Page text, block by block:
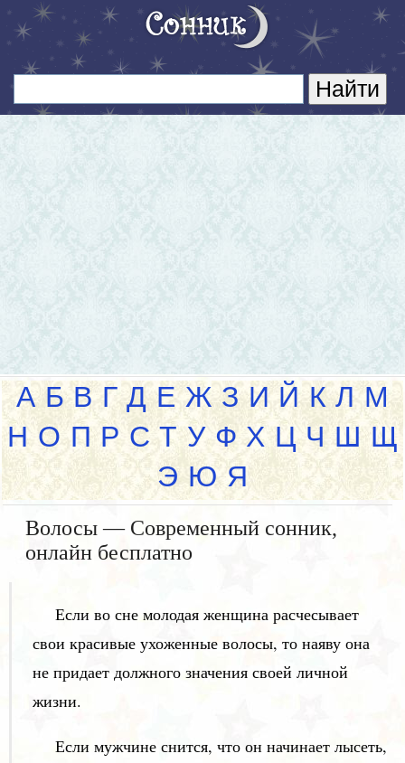
А Б В Г Д Е Ж З И Й К Л М
Н О П Р С Т У Ф Х Ц Ч Ш Щ
Э Ю Я
Волосы — Современный сонник,
онлайн бесплатно
Если во сне молодая женщина расчесывает
свои красивые ухоженные волосы, то наяву она
не придает должного значения своей личной
жизни.
Если мужчине снится, что он начинает лысеть,